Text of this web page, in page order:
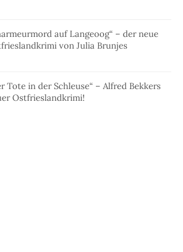
auf Langeoog“ – der neue
von Julia Brunjes
Tote in der Schleuse“ – Alfred Bekkers
Ostfrieslandkrimi!